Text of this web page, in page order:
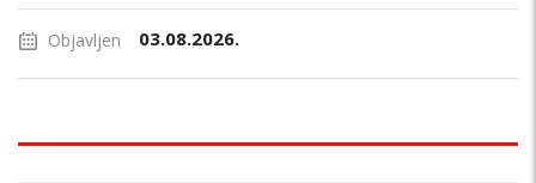
Objavljen 03.08.2026.